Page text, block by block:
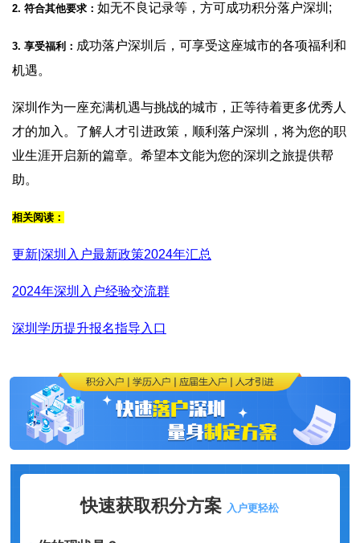
2. 符合其他要求： 如无不良记录等，方可成功积分落户深圳;
3. 享受福利： 成功落户深圳后，可享受这座城市的各项福利和
机遇。
深圳作为一座充满机遇与挑战的城市，正等待着更多优秀人
才的加入。了解人才引进政策，顺利落户深圳，将为您的职
业生涯开启新的篇章。希望本文能为您的深圳之旅提供帮
助。
相关阅读：
更新|深圳入户最新政策2024年汇总
2024年深圳入户经验交流群
深圳学历提升报名指导入口
快速获取积分方案 入户更轻松